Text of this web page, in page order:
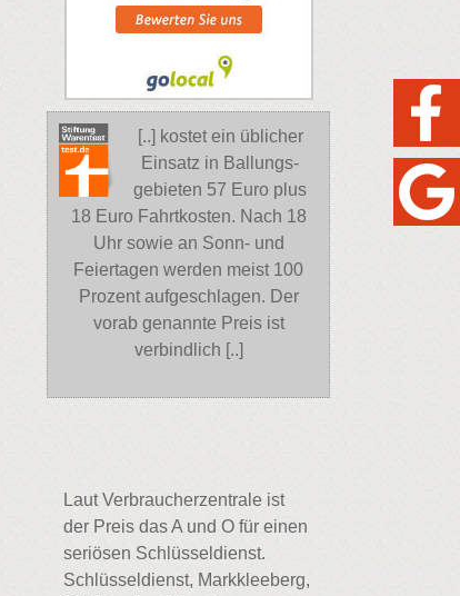
[..] kostet ein üblicher
Einsatz in Ballungs-
gebieten 57 Euro plus
18 Euro Fahrtkosten. Nach 18
Uhr sowie an Sonn- und
Feiertagen werden meist 100
Prozent aufgeschlagen. Der
vorab genannte Preis ist
verbindlich [..]
Laut Verbraucherzentrale ist
der Preis das A und O für einen
seriösen Schlüsseldienst.
Schlüsseldienst, Markkleeberg,